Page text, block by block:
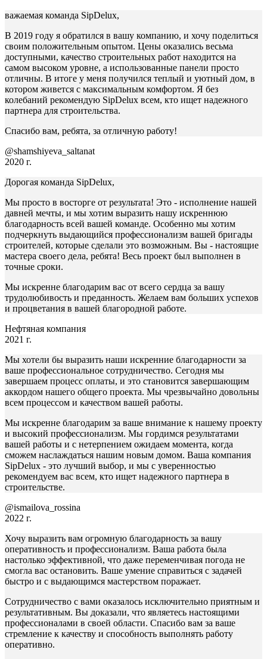
важаемая команда SipDelux,
В 2019 году я обратился в вашу компанию, и хочу поделиться
своим положительным опытом. Цены оказались весьма
доступными, качество строительных работ находится на
самом высоком уровне, а использованные панели просто
отличны. В итоге у меня получился теплый и уютный дом, в
котором живется с максимальным комфортом. Я без
колебаний рекомендую SipDelux всем, кто ищет надежного
партнера для строительства.
Спасибо вам, ребята, за отличную работу!
@shamshiyeva_saltanat
2020 г.
Дорогая команда SipDelux,
Мы просто в восторге от результата! Это - исполнение нашей
давней мечты, и мы хотим выразить нашу искреннюю
благодарность всей вашей команде. Особенно мы хотим
подчеркнуть выдающийся профессионализм вашей бригады
строителей, которые сделали это возможным. Вы - настоящие
мастера своего дела, ребята! Весь проект был выполнен в
точные сроки.
Мы искренне благодарим вас от всего сердца за вашу
трудолюбивость и преданность. Желаем вам больших успехов
и процветания в вашей благородной работе.
Нефтяная компания
2021 г.
Мы хотели бы выразить наши искренние благодарности за
ваше профессиональное сотрудничество. Сегодня мы
завершаем процесс оплаты, и это становится завершающим
аккордом нашего общего проекта. Мы чрезвычайно довольны
всем процессом и качеством вашей работы.
Мы искренне благодарим за ваше внимание к нашему проекту
и высокий профессионализм. Мы гордимся результатами
вашей работы и с нетерпением ожидаем момента, когда
сможем наслаждаться нашим новым домом. Ваша компания
SipDelux - это лучший выбор, и мы с уверенностью
рекомендуем вас всем, кто ищет надежного партнера в
строительстве.
@ismailova_rossina
2022 г.
Хочу выразить вам огромную благодарность за вашу
оперативность и профессионализм. Ваша работа была
настолько эффективной, что даже переменчивая погода не
смогла вас остановить. Ваше умение справиться с задачей
быстро и с выдающимся мастерством поражает.
Сотрудничество с вами оказалось исключительно приятным и
результативным. Вы доказали, что являетесь настоящими
профессионалами в своей области. Спасибо вам за ваше
стремление к качеству и способность выполнять работу
оперативно.